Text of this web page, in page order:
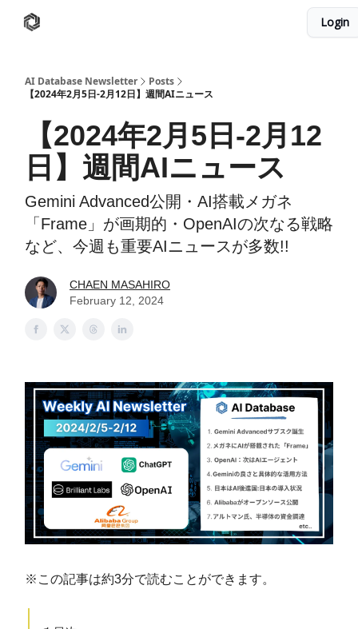
Login
AI Database Newsletter
Posts
【2024年2月5日-2月12日】週間AIニュース
【2024年2月5日-2月12
日】週間AIニュース
Gemini Advanced公開・AI搭載メガネ
「Frame」が画期的・OpenAIの次なる戦略
など、今週も重要AIニュースが多数!!
CHAEN MASAHIRO
February 12, 2024
※この記事は約3分で読むことができます。